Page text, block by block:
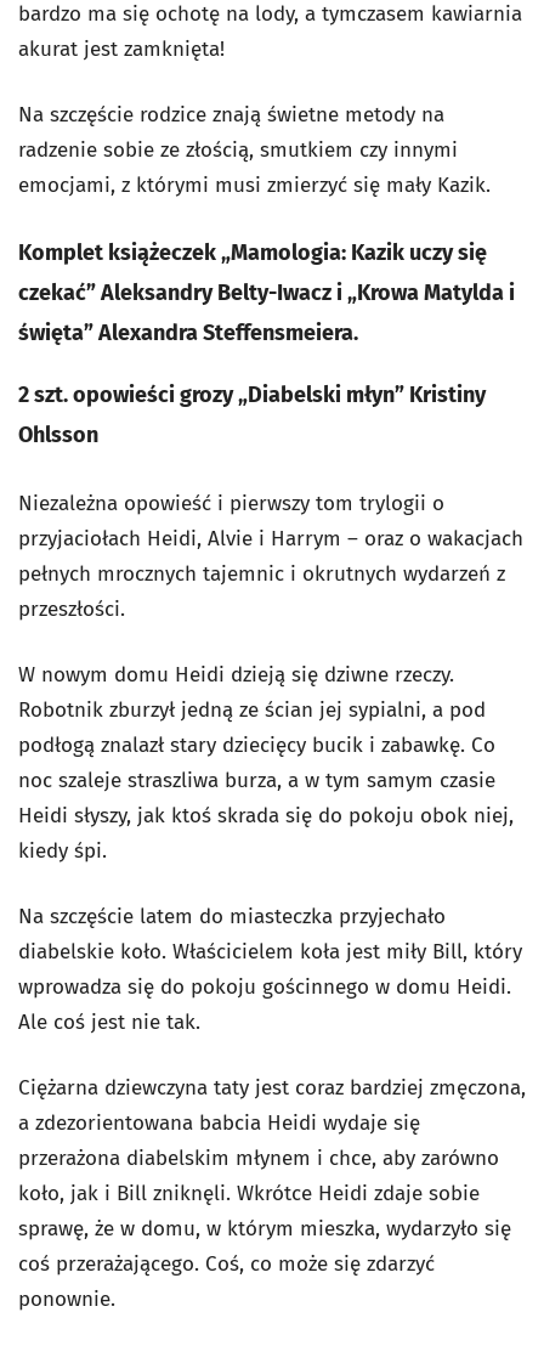
bardzo ma się ochotę na lody, a tymczasem kawiarnia
akurat jest zamknięta!
Na szczęście rodzice znają świetne metody na
radzenie sobie ze złością, smutkiem czy innymi
emocjami, z którymi musi zmierzyć się mały Kazik.
Komplet książeczek „Mamologia: Kazik uczy się
czekać” Aleksandry Belty-Iwacz i „Krowa Matylda i
święta” Alexandra Steffensmeiera.
2 szt. opowieści grozy „Diabelski młyn” Kristiny
Ohlsson
Niezależna opowieść i pierwszy tom trylogii o
przyjaciołach Heidi, Alvie i Harrym – oraz o wakacjach
pełnych mrocznych tajemnic i okrutnych wydarzeń z
przeszłości.
W nowym domu Heidi dzieją się dziwne rzeczy.
Robotnik zburzył jedną ze ścian jej sypialni, a pod
podłogą znalazł stary dziecięcy bucik i zabawkę. Co
noc szaleje straszliwa burza, a w tym samym czasie
Heidi słyszy, jak ktoś skrada się do pokoju obok niej,
kiedy śpi.
Na szczęście latem do miasteczka przyjechało
diabelskie koło. Właścicielem koła jest miły Bill, który
wprowadza się do pokoju gościnnego w domu Heidi.
Ale coś jest nie tak.
Ciężarna dziewczyna taty jest coraz bardziej zmęczona,
a zdezorientowana babcia Heidi wydaje się
przerażona diabelskim młynem i chce, aby zarówno
koło, jak i Bill zniknęli. Wkrótce Heidi zdaje sobie
sprawę, że w domu, w którym mieszka, wydarzyło się
coś przerażającego. Coś, co może się zdarzyć
ponownie.